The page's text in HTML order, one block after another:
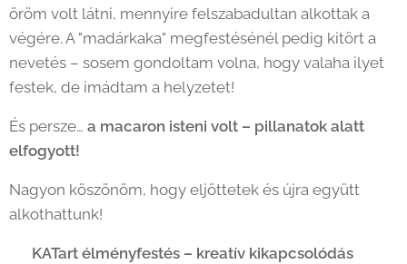
öröm volt látni, mennyire felszabadultan alkottak a
végére. A "madárkaka" megfestésénél pedig kitört a
nevetés – sosem gondoltam volna, hogy valaha ilyet
festek, de imádtam a helyzetet! 😄
És persze… a macaron isteni volt – pillanatok alatt
elfogyott!
Nagyon köszönöm, hogy eljöttetek és újra együtt
alkothattunk!
KATart élményfestés – kreatív kikapcsolódás